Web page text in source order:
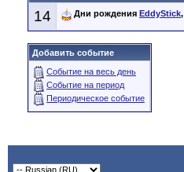
14 Дни рождения EddyStick,
Добавить событие
Событие на весь день
Событие на период
Периодическое событие